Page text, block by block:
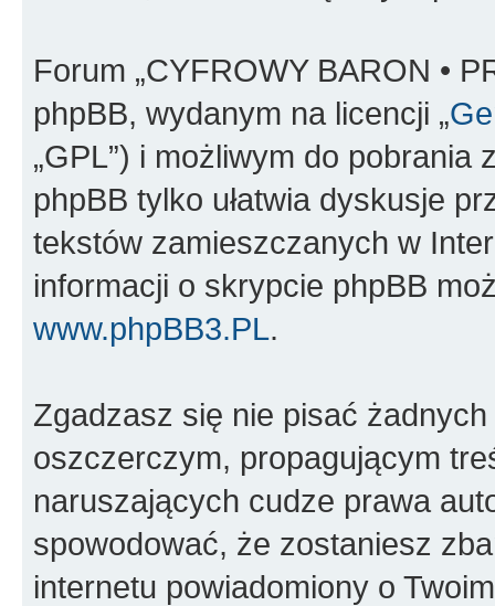
Forum „CYFROWY BARON •
phpBB, wydanym na licencji „
„GPL”) i możliwym do pobrania
phpBB tylko ułatwia dyskusje
tekstów zamieszczanych w
informacji o skrypcie phpBB
www.phpBB3.PL.
Zgadzasz się nie pisać
oszczerczym, propagującym
naruszających cudze prawa
spowodować, że zostaniesz
internetu powiadomiony o